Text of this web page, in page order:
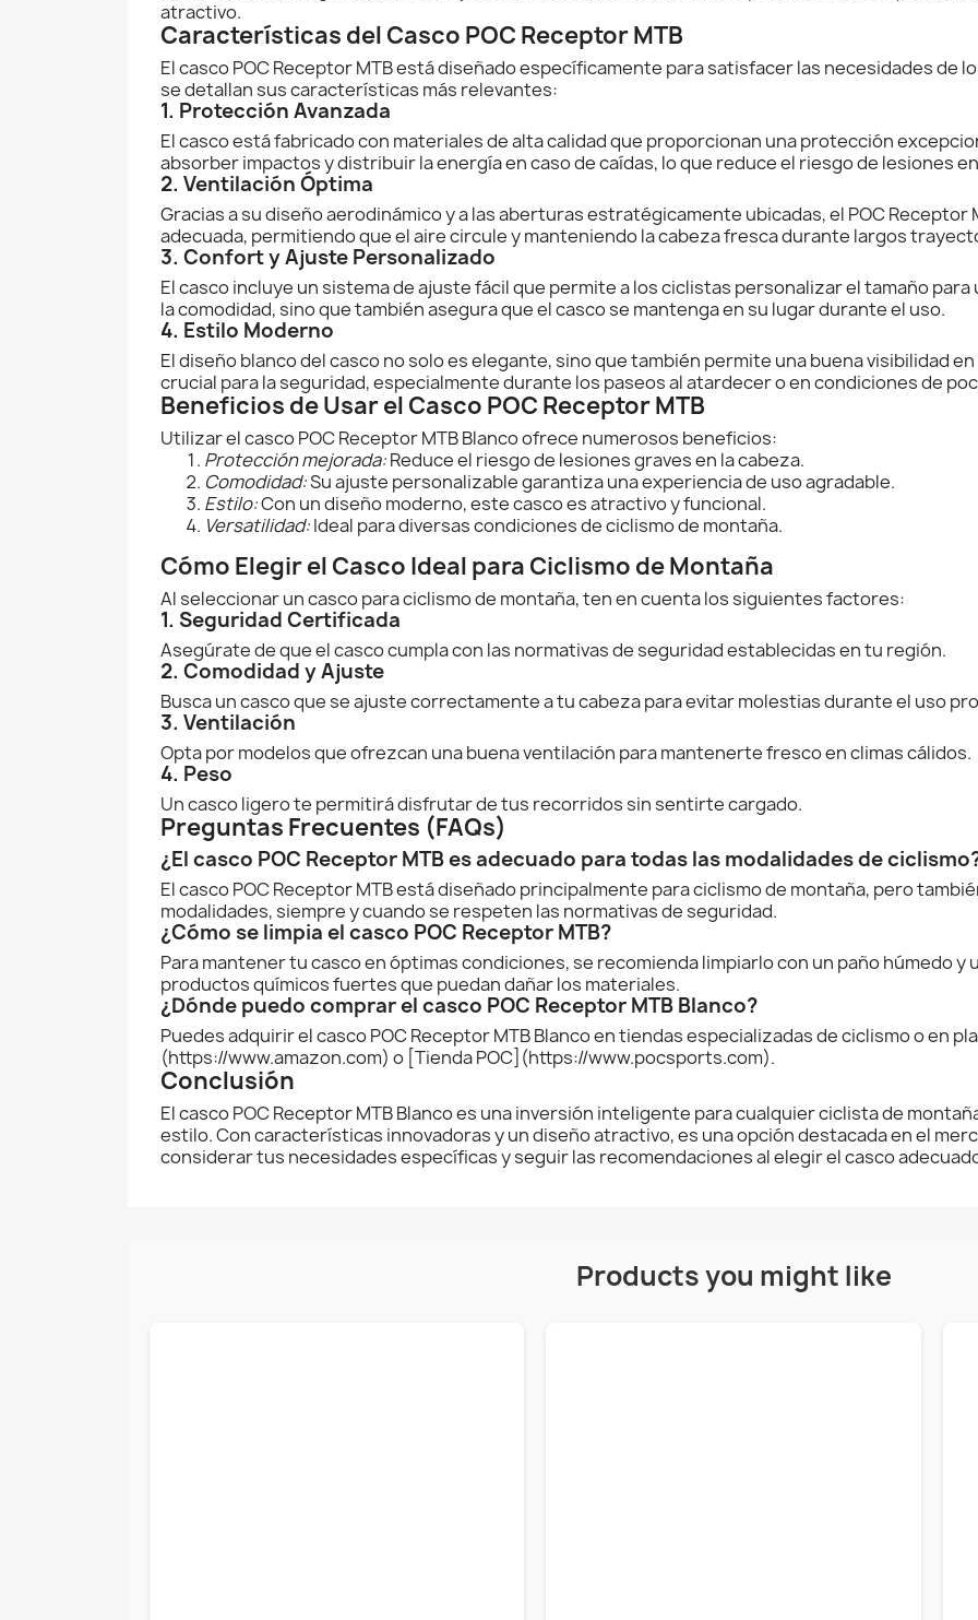
atractivo.
Características del Casco POC Receptor MTB
El casco POC Receptor MTB está diseñado específicamente para satisfacer las necesidades de
se detallan sus características más relevantes:
1. Protección Avanzada
El casco está fabricado con materiales de alta calidad que proporcionan una protección
absorber impactos y distribuir la energía en caso de caídas, lo que reduce el riesgo de lesiones
2. Ventilación Óptima
Gracias a su diseño aerodinámico y a las aberturas estratégicamente ubicadas, el POC Receptor
adecuada, permitiendo que el aire circule y manteniendo la cabeza fresca durante largos
3. Confort y Ajuste Personalizado
El casco incluye un sistema de ajuste fácil que permite a los ciclistas personalizar el tamaño
la comodidad, sino que también asegura que el casco se mantenga en su lugar durante el uso.
4. Estilo Moderno
El diseño blanco del casco no solo es elegante, sino que también permite una buena visibilidad
crucial para la seguridad, especialmente durante los paseos al atardecer o en condiciones de
Beneficios de Usar el Casco POC Receptor MTB
Utilizar el casco POC Receptor MTB Blanco ofrece numerosos beneficios:
Protección mejorada:Reduce el riesgo de lesiones graves en la cabeza.
Comodidad:Su ajuste personalizable garantiza una experiencia de uso agradable.
Estilo:Con un diseño moderno, este casco es atractivo y funcional.
Versatilidad:Ideal para diversas condiciones de ciclismo de montaña.
Cómo Elegir el Casco Ideal para Ciclismo de Montaña
Al seleccionar un casco para ciclismo de montaña, ten en cuenta los siguientes factores:
1. Seguridad Certificada
Asegúrate de que el casco cumpla con las normativas de seguridad establecidas en tu región.
2. Comodidad y Ajuste
Busca un casco que se ajuste correctamente a tu cabeza para evitar molestias durante el uso
3. Ventilación
Opta por modelos que ofrezcan una buena ventilación para mantenerte fresco en climas cálidos.
4. Peso
Un casco ligero te permitirá disfrutar de tus recorridos sin sentirte cargado.
Preguntas Frecuentes (FAQs)
¿El casco POC Receptor MTB es adecuado para todas las modalidades de
El casco POC Receptor MTB está diseñado principalmente para ciclismo de montaña, pero
modalidades, siempre y cuando se respeten las normativas de seguridad.
¿Cómo se limpia el casco POC Receptor MTB?
Para mantener tu casco en óptimas condiciones, se recomienda limpiarlo con un paño húmedo y
productos químicos fuertes que puedan dañar los materiales.
¿Dónde puedo comprar el casco POC Receptor MTB Blanco?
Puedes adquirir el casco POC Receptor MTB Blanco en tiendas especializadas de ciclismo o en
(https://www.amazon.com) o [Tienda POC](https://www.pocsports.com).
Conclusión
El casco POC Receptor MTB Blanco es una inversión inteligente para cualquier ciclista de
estilo. Con características innovadoras y un diseño atractivo, es una opción destacada en el
considerar tus necesidades específicas y seguir las recomendaciones al elegir el casco
Products you might like